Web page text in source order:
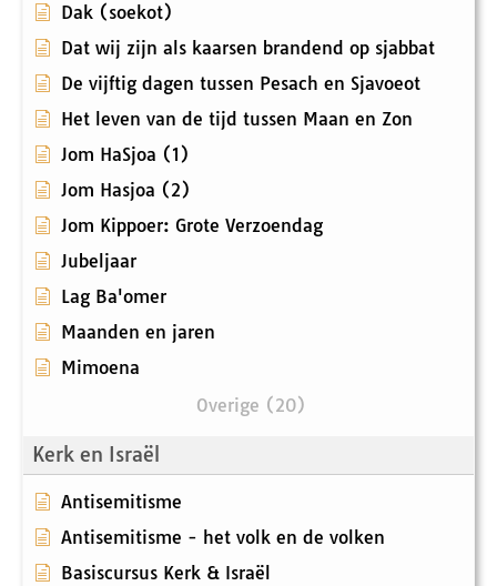
Dak (soekot)
Dat wij zijn als kaarsen brandend op sjabbat
De vijftig dagen tussen Pesach en Sjavoeot
Het leven van de tijd tussen Maan en Zon
Jom HaSjoa (1)
Jom Hasjoa (2)
Jom Kippoer: Grote Verzoendag
Jubeljaar
Lag Ba'omer
Maanden en jaren
Mimoena
Overige (20)
Kerk en Israël
Antisemitisme
Antisemitisme - het volk en de volken
Basiscursus Kerk & Israël